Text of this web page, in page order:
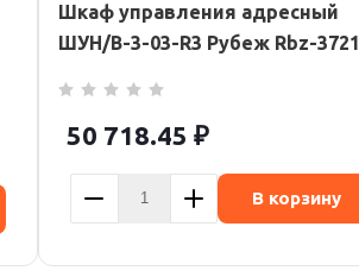
Шкаф управления адресный
ШУН/В-3-03-R3 Рубеж Rbz-
50 718.45 ₽
В корзину